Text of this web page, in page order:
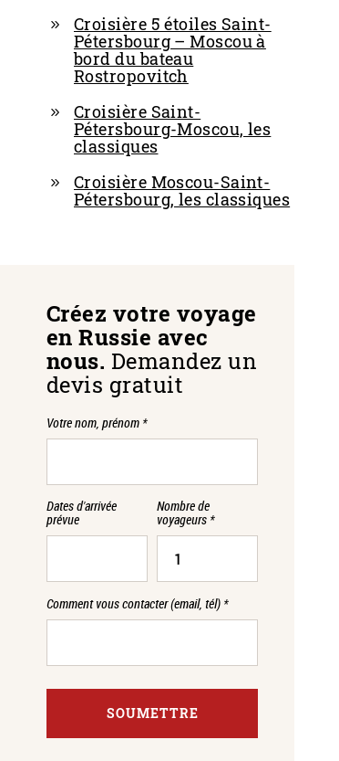
Croisière 5 étoiles Saint-
Pétersbourg – Moscou à
bord du bateau
Rostropovitch
Croisière Saint-
Pétersbourg-Moscou, les
classiques
Croisière Moscou-Saint-
Pétersbourg, les classiques
Créez votre voyage
en Russie avec
nous. Demandez un
devis gratuit
Votre nom, prénom *
Dates d'arrivée
prévue
Nombre de
voyageurs *
Comment vous contacter (email, tél) *
SOUMETTRE